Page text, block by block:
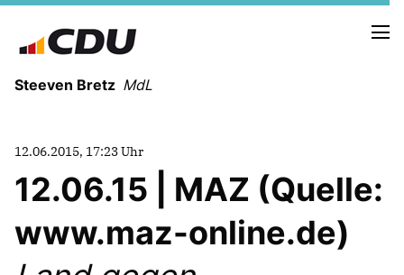
Steeven Bretz MdL
VITA
WAHLKREISBESUCHE
PRESSEFOTOS
12.06.2015, 17:23 Uhr
12.06.15 | MAZ (Quelle:
www.maz-online.de)